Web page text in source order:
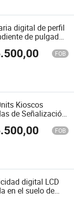
digital de perfil
de pulgadas
FOB
Kioscos
de Señalización
LCD Interior
FOB
digital LCD
en el suelo de